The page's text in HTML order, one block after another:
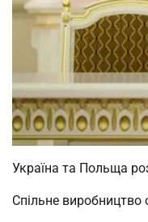
Україна та Польща
Спільне виробництво